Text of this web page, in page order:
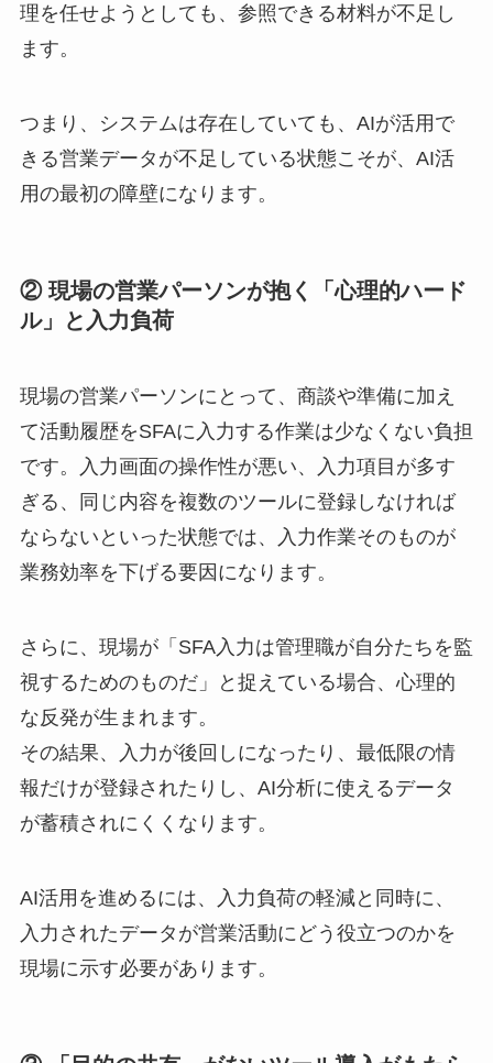
理を任せようとしても、参照できる材料が不足し
ます。
つまり、システムは存在していても、AIが活用で
きる営業データが不足している状態こそが、AI活
用の最初の障壁になります。
② 現場の営業パーソンが抱く「心理的ハード
ル」と入力負荷
現場の営業パーソンにとって、商談や準備に加え
て活動履歴をSFAに入力する作業は少なくない負担
です。入力画面の操作性が悪い、入力項目が多す
ぎる、同じ内容を複数のツールに登録しなければ
ならないといった状態では、入力作業そのものが
業務効率を下げる要因になります。
さらに、現場が「SFA入力は管理職が自分たちを監
視するためのものだ」と捉えている場合、心理的
な反発が生まれます。
その結果、入力が後回しになったり、最低限の情
報だけが登録されたりし、AI分析に使えるデータ
が蓄積されにくくなります。
AI活用を進めるには、入力負荷の軽減と同時に、
入力されたデータが営業活動にどう役立つのかを
現場に示す必要があります。